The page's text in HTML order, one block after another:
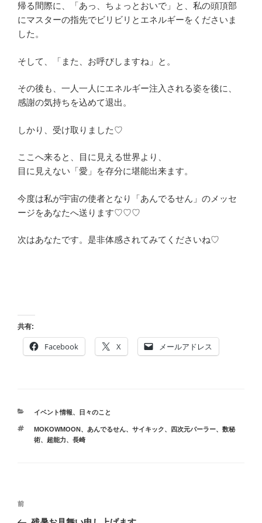
帰る間際に、「あっ、ちょっとおいで」と、私の頭頂部
にマスターの指先でビリビリとエネルギーをくださいま
した。
そして、「また、お呼びしますね」と。
その後も、一人一人にエネルギー注入される姿を後に、
感謝の気持ちを込めて退出。
しかり、受け取りました♡
ここへ来ると、目に見える世界より、
目に見えない「愛」を存分に堪能出来ます。
今度は私が宇宙の使者となり「あんでるせん」のメッセ
ージをあなたへ送ります♡♡♡
次はあなたです。是非体感されてみてくださいね♡
共有:
Facebook X メールアドレス
カ
ゴ
リ
イベント情報、 日々のこと
タ
グ
MOKOWMOON、 あんでるせん、 サイキック、 四次元パーラー、 数秘
術、 超能力、 長崎
投
前
の
前